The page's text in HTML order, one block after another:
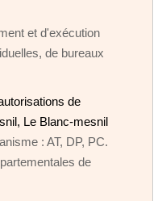
et d'exécution
de bureaux
de
Le Blanc-mesnil
: AT, DP, PC.
de